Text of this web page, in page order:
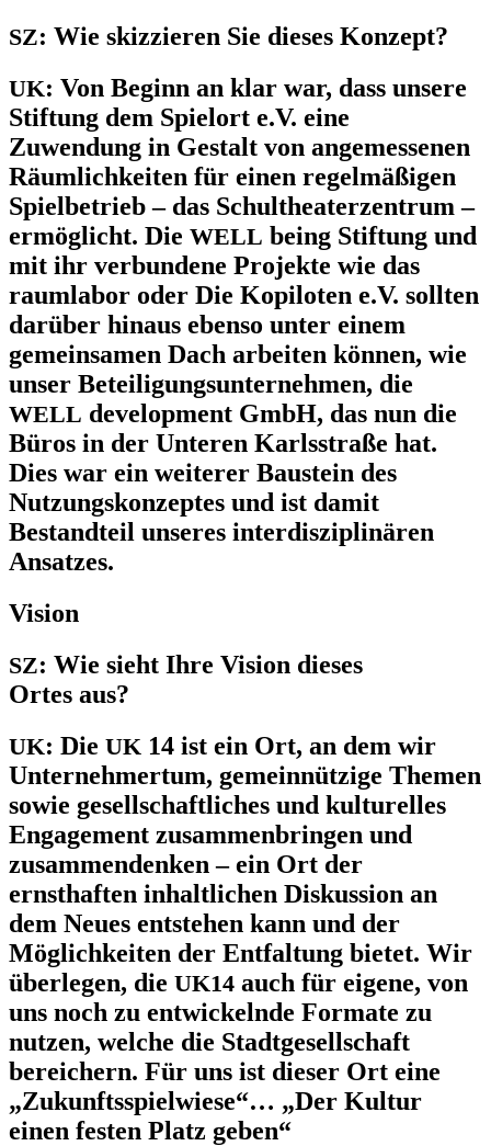
SZ: Wie skizzieren Sie dieses Konzept?
UK: Von Beginn an klar war, dass unsere
Stiftung dem Spielort e.V. eine
Zuwendung in Gestalt von angemessenen
Räumlichkeiten für einen regelmäßigen
Spielbetrieb – das Schultheaterzentrum –
ermöglicht. Die WELL being Stiftung und
mit ihr verbundene Projekte wie das
raumlabor oder Die Kopiloten e.V. sollten
darüber hinaus ebenso unter einem
gemeinsamen Dach arbeiten können, wie
unser Beteiligungsunternehmen, die
WELL development GmbH, das nun die
Büros in der Unteren Karlsstraße hat.
Dies war ein weiterer Baustein des
Nutzungskonzeptes und ist damit
Bestandteil unseres interdisziplinären
Ansatzes.
Vision
SZ: Wie sieht Ihre Vision dieses
Ortes aus?
UK: Die UK 14 ist ein Ort, an dem wir
Unternehmertum, gemeinnützige Themen
sowie gesellschaftliches und kulturelles
Engagement zusammenbringen und
zusammendenken – ein Ort der
ernsthaften inhaltlichen Diskussion an
dem Neues entstehen kann und der
Möglichkeiten der Entfaltung bietet. Wir
überlegen, die UK14 auch für eigene, von
uns noch zu entwickelnde Formate zu
nutzen, welche die Stadtgesellschaft
bereichern. Für uns ist dieser Ort eine
„Zukunftsspielwiese“… „Der Kultur
einen festen Platz geben“